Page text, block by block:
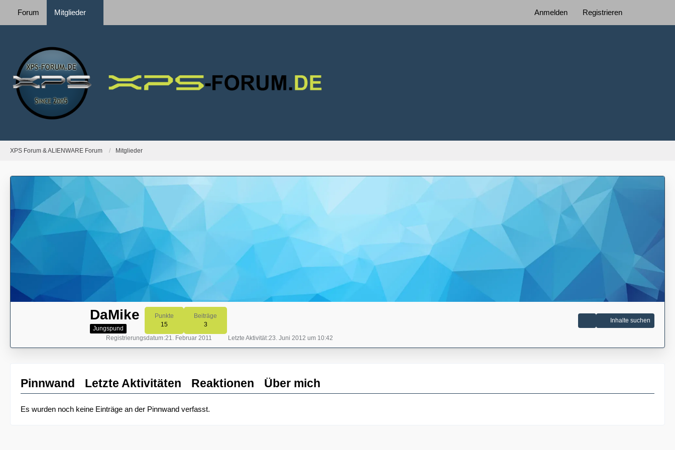
Forum Mitglieder Anmelden Registrieren
XPS Forum & ALIENWARE Forum Mitglieder
DaMike
Jungspund
Punkte
15
Beiträge
3
Inhalte suchen
Registrierungsdatum 21. Februar 2011 Letzte Aktivität 23. Juni 2012 um 10:42
Pinnwand Letzte Aktivitäten Reaktionen Über mich
Es wurden noch keine Einträge an der Pinnwand verfasst.